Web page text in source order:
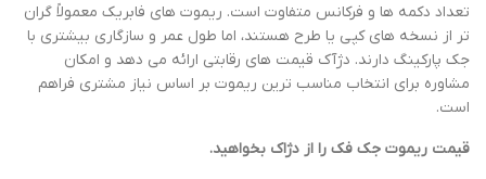
تعداد دکمه ها و فرکانس متفاوت است. ریموت های فابریک معمولاً گران
تر از نسخه های کپی یا طرح هستند، اما طول عمر و سازگاری بیشتری با
جک پارکینگ دارند. دژآک قیمت های رقابتی ارائه می دهد و امکان
مشاوره برای انتخاب مناسب ترین ریموت بر اساس نیاز مشتری فراهم
است.
قیمت ریموت جک فک را از دژاک بخواهید.